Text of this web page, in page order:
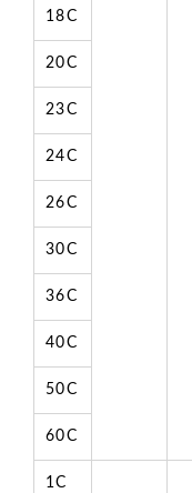
18C
20C
23C
24C
26C
30C
36C
40C
50C
60C
1C